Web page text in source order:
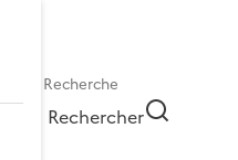
Rechercher